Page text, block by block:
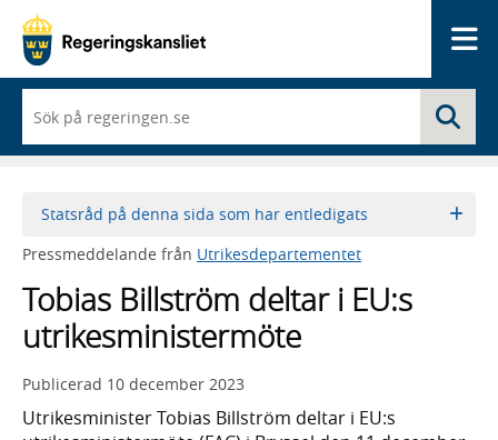
du
börjar
skriva
framträder
lista
med
sökförslag
Statsråd på denna sida som har entledigats
Pressmeddelande från Utrikesdepartementet
Tobias Billström deltar i EU:s
utrikesministermöte
Publicerad 10 december 2023
Utrikesminister Tobias Billström deltar i EU:s